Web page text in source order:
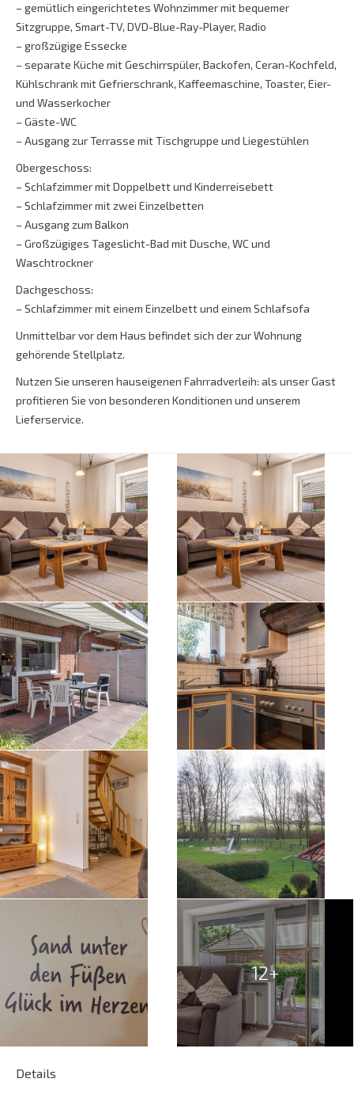
– gemütlich eingerichtetes Wohnzimmer mit bequemer
Sitzgruppe, Smart-TV, DVD-Blue-Ray-Player, Radio
– großzügige Essecke
– separate Küche mit Geschirrspüler, Backofen, Ceran-Kochfeld,
Kühlschrank mit Gefrierschrank, Kaffeemaschine, Toaster, Eier-
und Wasserkocher
– Gäste-WC
– Ausgang zur Terrasse mit Tischgruppe und Liegestühlen
Obergeschoss:
– Schlafzimmer mit Doppelbett und Kinderreisebett
– Schlafzimmer mit zwei Einzelbetten
– Ausgang zum Balkon
– Großzügiges Tageslicht-Bad mit Dusche, WC und
Waschtrockner
Dachgeschoss:
– Schlafzimmer mit einem Einzelbett und einem Schlafsofa
Unmittelbar vor dem Haus befindet sich der zur Wohnung
gehörende Stellplatz.
Nutzen Sie unseren hauseigenen Fahrradverleih: als unser Gast
profitieren Sie von besonderen Konditionen und unserem
Lieferservice.
12+
Details